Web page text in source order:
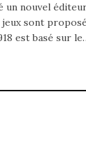
un nouvel
sont
est basé sur